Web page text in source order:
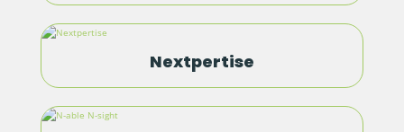
Nextpertise